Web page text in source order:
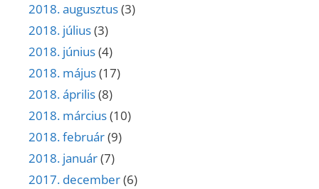
2018. augusztus(3)
2018. július(3)
2018. június(4)
2018. május(17)
2018. április(8)
2018. március(10)
2018. február(9)
2018. január(7)
2017. december(6)